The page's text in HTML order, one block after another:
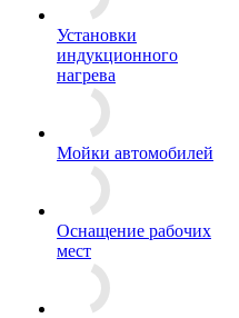
Установки
индукционного
нагрева
Мойки автомобилей
Оснащение рабочих
мест